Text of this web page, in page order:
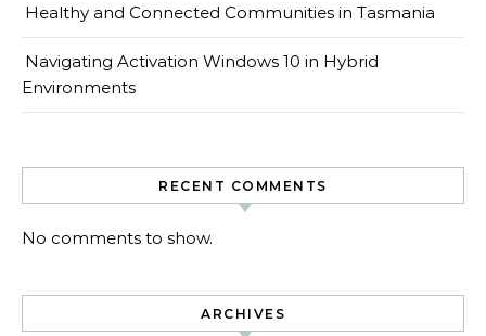
Healthy and Connected Communities in Tasmania
Navigating Activation Windows 10 in Hybrid
Environments
RECENT COMMENTS
No comments to show.
ARCHIVES